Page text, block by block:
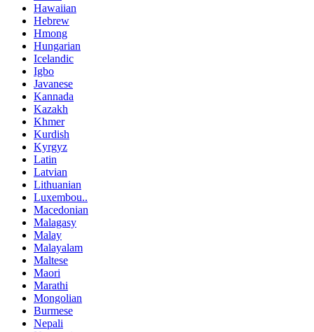
Hawaiian
Hebrew
Hmong
Hungarian
Icelandic
Igbo
Javanese
Kannada
Kazakh
Khmer
Kurdish
Kyrgyz
Latin
Latvian
Lithuanian
Luxembou..
Macedonian
Malagasy
Malay
Malayalam
Maltese
Maori
Marathi
Mongolian
Burmese
Nepali